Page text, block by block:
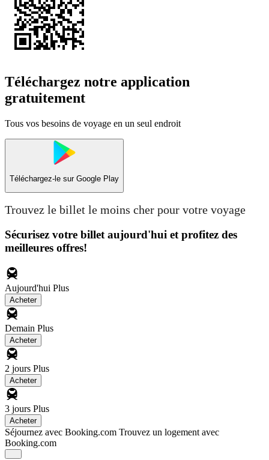
Téléchargez notre application
gratuitement
Tous vos besoins de voyage en un seul endroit
Téléchargez-le sur Google Play
Trouvez le billet le moins cher pour votre voyage
Sécurisez votre billet aujourd'hui et profitez des
meilleures offres!
Aujourd'hui Plus
Acheter
Demain Plus
Acheter
2 jours Plus
Acheter
3 jours Plus
Acheter
Séjournez avec Booking.com Trouvez un logement avec
Booking.com